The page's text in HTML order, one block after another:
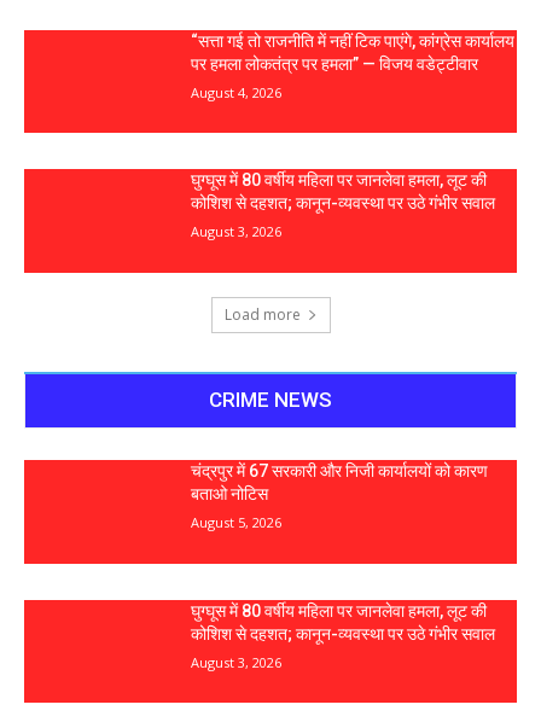
“सत्ता गई तो राजनीति में नहीं टिक पाएंगे, कांग्रेस कार्यालय
पर हमला लोकतंत्र पर हमला” — विजय वडेट्टीवार
August 4, 2026
घुग्घूस में 80 वर्षीय महिला पर जानलेवा हमला, लूट की
कोशिश से दहशत; कानून-व्यवस्था पर उठे गंभीर सवाल
August 3, 2026
Load more
CRIME NEWS
चंद्रपुर में 67 सरकारी और निजी कार्यालयों को कारण
बताओ नोटिस
August 5, 2026
घुग्घूस में 80 वर्षीय महिला पर जानलेवा हमला, लूट की
कोशिश से दहशत; कानून-व्यवस्था पर उठे गंभीर सवाल
August 3, 2026